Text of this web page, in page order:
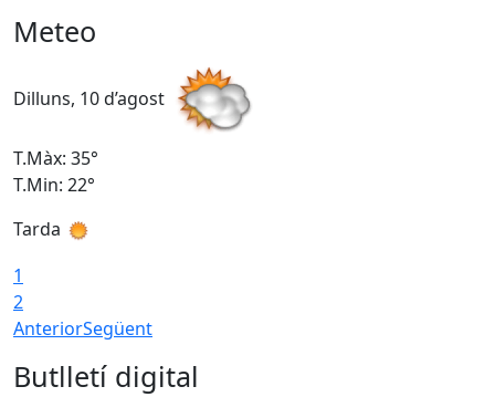
Meteo
Dilluns, 10 d’agost
T.Màx: 35°
T.Min: 22°
Tarda
1
2
AnteriorSegüent
Butlletí digital